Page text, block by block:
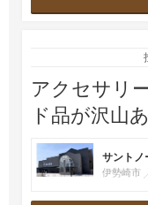
アクセサリ
ド品が沢山
サントノ
伊勢崎市